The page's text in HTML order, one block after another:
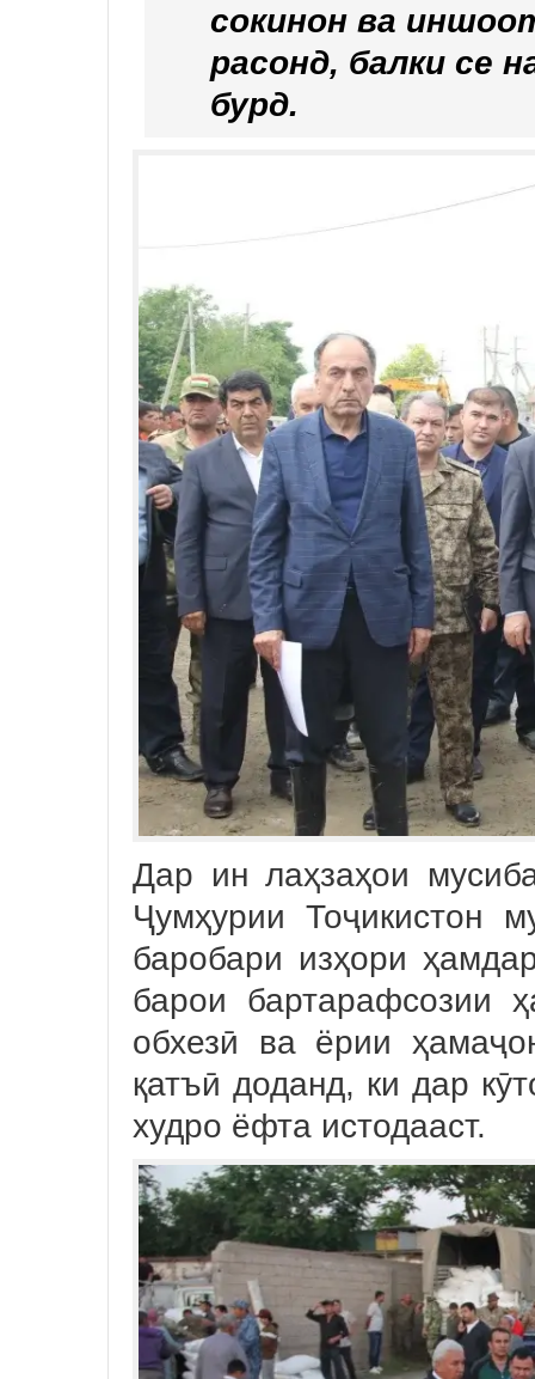
сокинон ва
расонд, балки се
бурд.
Дар ин лаҳзаҳои
Ҷумҳурии Тоҷикистон
баробари изҳори
барои бартарафсозии
обхезӣ ва ёрии
қатъӣ доданд, ки дар
худро ёфта истодааст.